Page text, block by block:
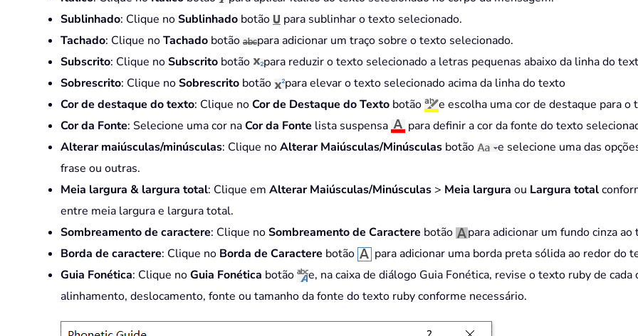
Sublinhado: Clique noSublinhado botão
para sublinhar o texto selecionado.
Tachado: Clique noTachado botão
para adicionar um traço sobre o texto selecionado.
Subscrito: Clique noSubscrito botão
para reduzir o texto selecionado a letras pequenas abaixo da linha do
Sobrescrito: Clique noSobrescrito botão
para elevar o texto selecionado acima da linha do texto
Cor de destaque do texto: Clique noCor de Destaque do Texto botão
e escolha uma cor de destaque para o
Cor da Fonte: Selecione uma cor naCor da Fonte lista suspensa
para definir a cor da fonte do texto
Alterar maiúsculas/minúsculas: Clique noAlterar Maiúsculas/Minúsculas botão
e selecione uma das
frase ou outras.
Meia largura & largura total: Clique em Alterar Maiúsculas/Minúsculas > Meia largura ou Largura total
entre meia largura e largura total.
Sombreamento de caractere: Clique noSombreamento de Caractere botão
para adicionar um fundo cinza
Borda de caractere: Clique no Borda de Caractere botão
para adicionar uma borda preta sólida ao redor do
Guia Fonética: Clique noGuia Fonética botão
e, na caixa de diálogo Guia Fonética, revise o texto ruby de
alinhamento, deslocamento, fonte ou tamanho da fonte do texto ruby conforme necessário.